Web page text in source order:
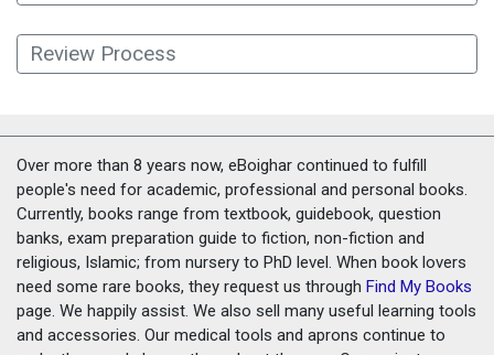
Review Process
Over more than 8 years now, eBoighar continued to fulfill
people's need for academic, professional and personal books.
Currently, books range from textbook, guidebook, question
banks, exam preparation guide to fiction, non-fiction and
religious, Islamic; from nursery to PhD level. When book lovers
need some rare books, they request us through Find My Books
page. We happily assist. We also sell many useful learning tools
and accessories. Our medical tools and aprons continue to